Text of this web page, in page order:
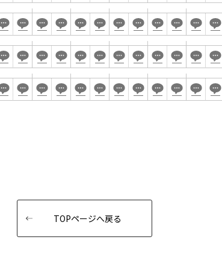
TOPページへ戻る
1396
日・年末年始を除く）
お問合せフォーム
裏導線あり
あり